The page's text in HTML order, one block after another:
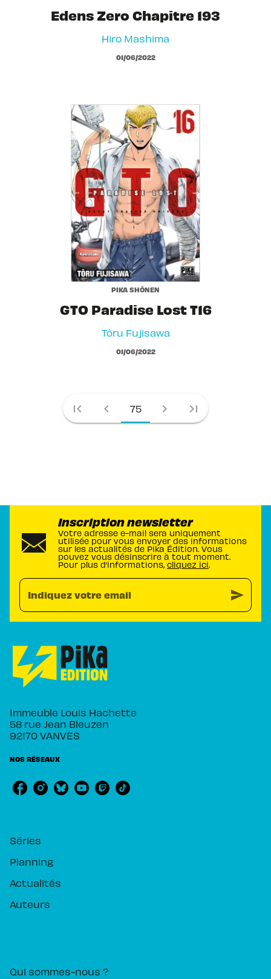
Edens Zero Chapitre 193
Hiro Mashima
01/06/2022
PIKA SHÔNEN
GTO Paradise Lost T16
Tôru Fujisawa
01/06/2022
first_page chevron_left 75 chevron_right last_page
Inscription newsletter
Votre adresse e-mail sera uniquement
utilisée pour vous envoyer des informations
sur les actualités de Pika Édition. Vous
pouvez vous désinscrire à tout moment.
Pour plus d’informations, cliquez ici.
Indiquez votre email send
Immeuble Louis Hachette
58 rue Jean Bleuzen
92170 VANVES
NOS RÉSEAUX
Séries
Planning
Actualités
Auteurs
Qui sommes-nous ?